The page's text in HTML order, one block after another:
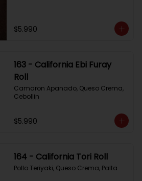
$5.990
163 - California Ebi Furay
Roll
Camaron Apanado, Queso Crema,
Cebollin
$5.990
164 - California Tori Roll
Pollo Teriyaki, Queso Crema, Palta